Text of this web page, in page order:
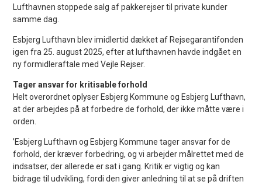
Lufthavnen stoppede salg af pakkerejser til private kunder
samme dag.
Esbjerg Lufthavn blev imidlertid dækket af Rejsegarantifonden
igen fra 25. august 2025, efter at lufthavnen havde indgået en
ny formidleraftale med Vejle Rejser.
Tager ansvar for kritisable forhold
Helt overordnet oplyser Esbjerg Kommune og Esbjerg Lufthavn,
at der arbejdes på at forbedre de forhold, der ikke måtte være i
orden.
’Esbjerg Lufthavn og Esbjerg Kommune tager ansvar for de
forhold, der kræver forbedring, og vi arbejder målrettet med de
indsatser, der allerede er sat i gang. Kritik er vigtig og kan
bidrage til udvikling, fordi den giver anledning til at se på driften